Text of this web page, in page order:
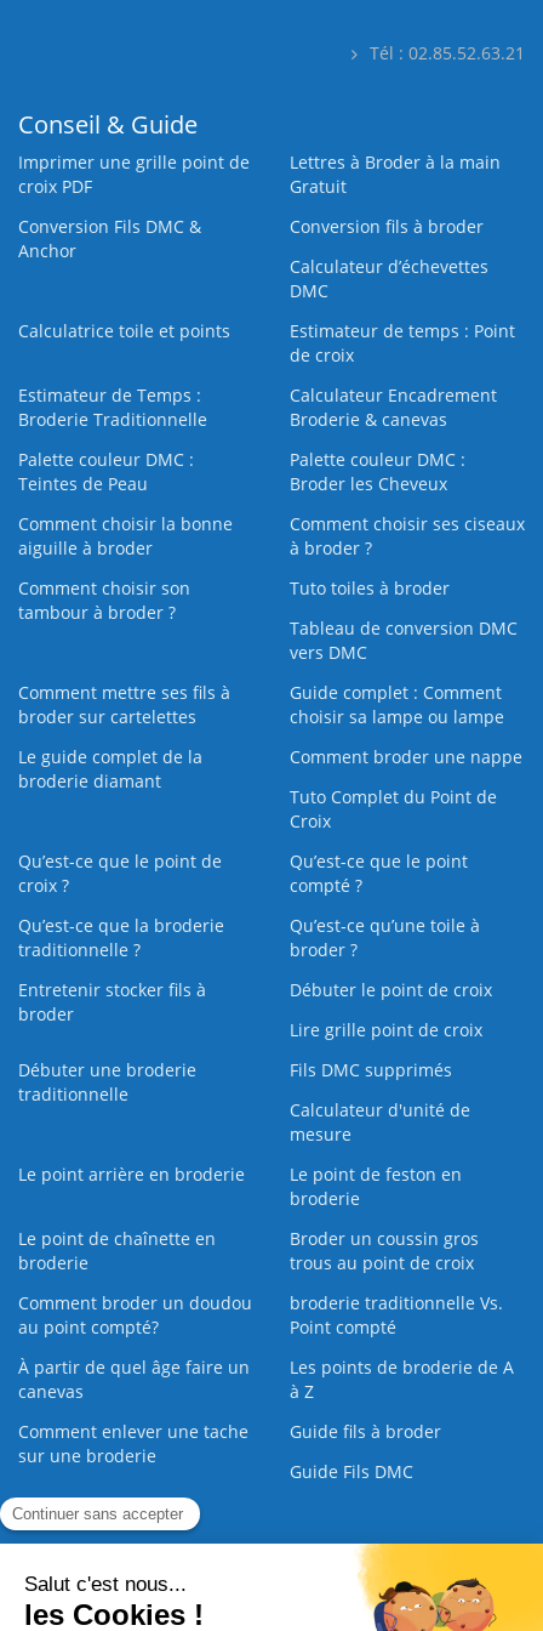
Tél : 02.85.52.63.21
Conseil & Guide
Imprimer une grille point de
croix PDF
Lettres à Broder à la main
Gratuit
Conversion Fils DMC &
Anchor
Conversion fils à broder
Calculateur d’échevettes
DMC
Calculatrice toile et points
Estimateur de temps : Point
de croix
Estimateur de Temps :
Broderie Traditionnelle
Calculateur Encadrement
Broderie & canevas
Palette couleur DMC :
Teintes de Peau
Palette couleur DMC :
Broder les Cheveux
Comment choisir la bonne
aiguille à broder
Comment choisir ses ciseaux
à broder ?
Comment choisir son
tambour à broder ?
Tuto toiles à broder
Tableau de conversion DMC
vers DMC
Comment mettre ses fils à
broder sur cartelettes
Guide complet : Comment
choisir sa lampe ou lampe
Le guide complet de la
broderie diamant
Comment broder une nappe
Tuto Complet du Point de
Croix
Qu’est-ce que le point de
croix ?
Qu’est-ce que le point
compté ?
Qu’est-ce que la broderie
traditionnelle ?
Qu’est‑ce qu’une toile à
broder ?
Entretenir stocker fils à
broder
Débuter le point de croix
Lire grille point de croix
Débuter une broderie
traditionnelle
Fils DMC supprimés
Calculateur d'unité de
mesure
Le point arrière en broderie
Le point de feston en
broderie
Le point de chaînette en
broderie
Broder un coussin gros
trous au point de croix
Comment broder un doudou
au point compté?
broderie traditionnelle Vs.
Point compté
À partir de quel âge faire un
canevas
Les points de broderie de A
à Z
Comment enlever une tache
sur une broderie
Guide fils à broder
Guide Fils DMC
Guide de la Broderie